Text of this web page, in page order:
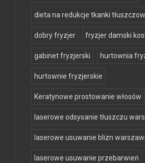
dieta na redukcje tkanki
dobry fryzjer fryzjer damski
gabinet fryzjerski hurtownia
hurtownie fryzjerskie
Keratynowe prostowanie włosów
laserowe odsysanie tłuszczu
laserowe usuwanie blizn
laserowe usuwanie przebarwień